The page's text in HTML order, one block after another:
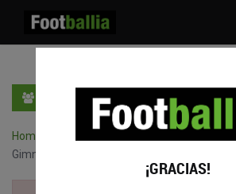
Home
Gimnasia y Esgrima de Jujuy
¡GRACIAS!